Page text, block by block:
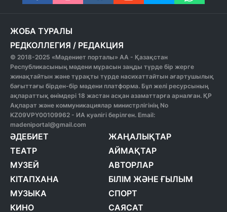
ЖОБА ТУРАЛЫ
РЕДКОЛЛЕГИЯ / РЕДАКЦИЯ
© 2018-2025 «Мәдениет порталы» АА - Қазақстан
Республикасының мәдени мұрасын заңды түрде бір жерге
жинақтайтын және тұрақты түрде насихаттайтын ағартушылық
бағыттағы бірден-бір мәдени платформа. Бұл желі ресурсының
ақпараттық өнімдері 18 жастан асқан азаматтарға арналған. ҚР
Ақпарат және коммуникациялар министрлігінің No
KZ09VPY00109962 - ИА куәлігі берілген. Email:
madeniportal@gmail.com
ӘДЕБИЕТ
ТЕАТР
МУЗЕЙ
КІТАПХАНА
МУЗЫКА
КИНО
ЖАҢАЛЫҚТАР
АЙМАҚТАР
АВТОРЛАР
БІЛІМ ЖӘНЕ ҒЫЛЫМ
СПОРТ
САЯСАТ